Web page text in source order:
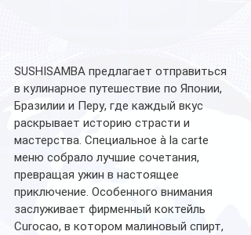
SUSHISAMBA предлагает отправиться
в кулинарное путешествие по Японии,
Бразилии и Перу, где каждый вкус
раскрывает историю страсти и
мастерства. Специальное à la carte
меню собрало лучшие сочетания,
превращая ужин в настоящее
приключение. Особенного внимания
заслуживает фирменный коктейль
Curocao, в котором малиновый спирт,